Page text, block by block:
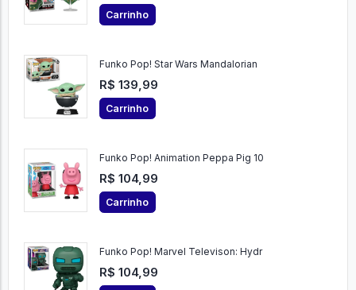
Carrinho
Funko Pop! Star Wars Mandalorian
R$ 139,99
Carrinho
Funko Pop! Animation Peppa Pig 10
R$ 104,99
Carrinho
Funko Pop! Marvel Televison: Hydr
R$ 104,99